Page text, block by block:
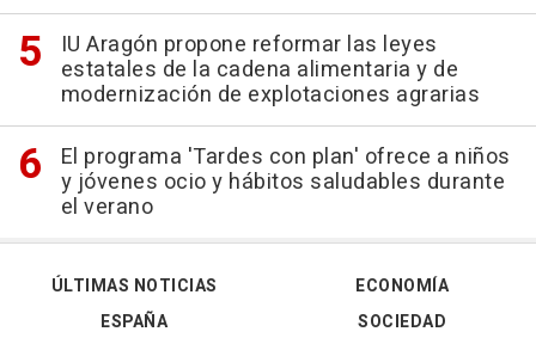
IU Aragón propone reformar las leyes
estatales de la cadena alimentaria y de
modernización de explotaciones agrarias
El programa 'Tardes con plan' ofrece a niños
y jóvenes ocio y hábitos saludables durante
el verano
ÚLTIMAS NOTICIAS
ESPAÑA
ECONOMÍA
SOCIEDAD